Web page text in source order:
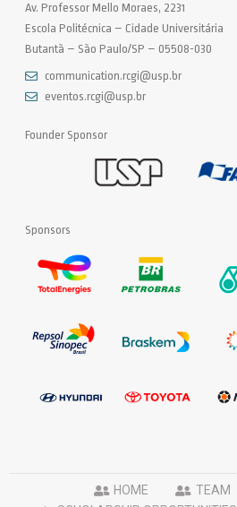
Av. Professor Mello Moraes, 2231
Escola Politécnica – Cidade Universitária
Butantã – São Paulo/SP – 05508-030
communication.rcgi@usp.br
eventos.rcgi@usp.br
Founder Sponsor
Sponsors
HOME TEAM